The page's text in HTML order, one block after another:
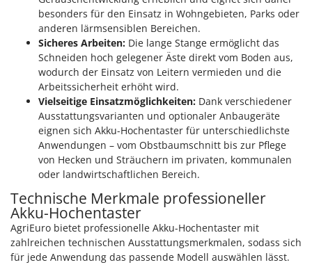
besonders für den Einsatz in Wohngebieten, Parks oder
anderen lärmsensiblen Bereichen.
Sicheres Arbeiten: Die lange Stange ermöglicht das
Schneiden hoch gelegener Äste direkt vom Boden aus,
wodurch der Einsatz von Leitern vermieden und die
Arbeitssicherheit erhöht wird.
Vielseitige Einsatzmöglichkeiten: Dank verschiedener
Ausstattungsvarianten und optionaler Anbaugeräte
eignen sich Akku-Hochentaster für unterschiedlichste
Anwendungen – vom Obstbaumschnitt bis zur Pflege
von Hecken und Sträuchern im privaten, kommunalen
oder landwirtschaftlichen Bereich.
Technische Merkmale professioneller
Akku-Hochentaster
AgriEuro bietet professionelle Akku-Hochentaster mit
zahlreichen technischen Ausstattungsmerkmalen, sodass sich
für jede Anwendung das passende Modell auswählen lässt.